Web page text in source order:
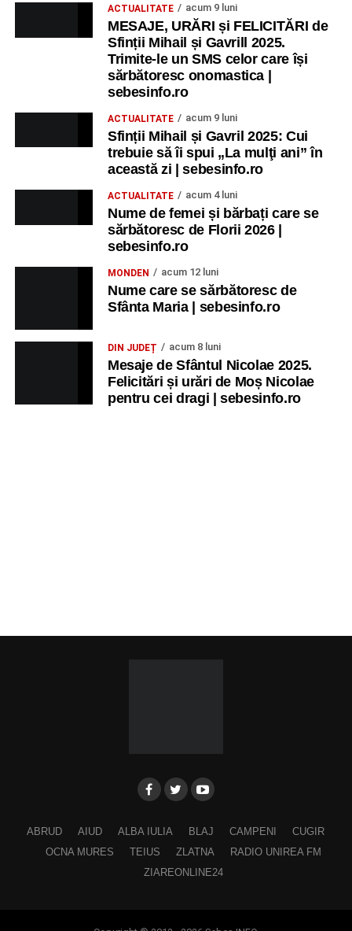
ACTUALITATE acum 9 luni
MESAJE, URĂRI și FELICITĂRI de
Sfinții Mihail și Gavrill 2025.
Trimite-le un SMS celor care își
sărbătoresc onomastica |
sebesinfo.ro
ACTUALITATE acum 9 luni
Sfinții Mihail și Gavril 2025: Cui
trebuie să îi spui „La mulţi ani” în
această zi | sebesinfo.ro
ACTUALITATE acum 4 luni
Nume de femei și bărbați care se
sărbătoresc de Florii 2026 |
sebesinfo.ro
MONDEN acum 12 luni
Nume care se sărbătoresc de
Sfânta Maria | sebesinfo.ro
DIN JUDEȚ acum 8 luni
Mesaje de Sfântul Nicolae 2025.
Felicitări și urări de Moș Nicolae
pentru cei dragi | sebesinfo.ro
ABRUD AIUD ALBA IULIA BLAJ CAMPENI
CUGIR
OCNA MURES
TEIUS ZLATNA
RADIO UNIREA FM
ZIAREONLINE24